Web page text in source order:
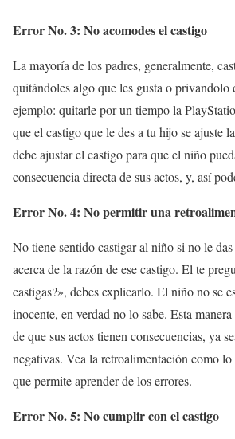
Error No. 3: No acomodes el castigo
La mayoría de los padres, generalmente,
quitándoles algo que les gusta o privandolo
ejemplo: quitarle por un tiempo la
que el castigo que le des a tu hijo se ajuste
debe ajustar el castigo para que el niño
consecuencia directa de sus actos, y, así
Error No. 4: No permitir una
No tiene sentido castigar al niño si no le
acerca de la razón de ese castigo. El te
castigas?», debes explicarlo. El niño no se
inocente, en verdad no lo sabe. Esta
de que sus actos tienen consecuencias, ya
negativas. Vea la retroalimentación como
que permite aprender de los errores.
Error No. 5: No cumplir con el castigo